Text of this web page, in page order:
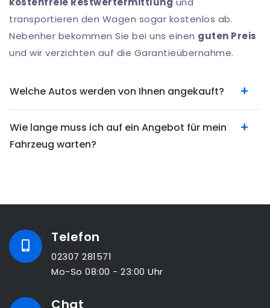
transportieren den Wagen sogar kostenlos ab.
Nebenher bekommen Sie bei uns einen guten Preis
und wir verzichten auf die Garantieübernahme.
Welche Autos werden von Ihnen angekauft?
Wie lange muss ich auf ein Angebot für mein
Fahrzeug warten?
Telefon
02307 281571
Mo-So 08:00 - 23:00 Uhr
Chat